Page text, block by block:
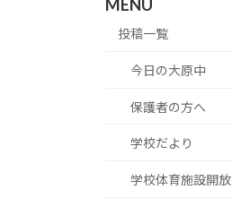
MENU
投稿一覧
今日の大原中
保護者の方へ
学校だより
学校体育施設開放